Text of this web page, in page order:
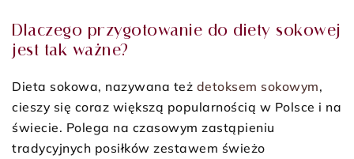
Dlaczego przygotowanie do diety sokowej
jest tak ważne?
Dieta sokowa, nazywana też detoksem sokowym,
cieszy się coraz większą popularnością w Polsce i na
świecie. Polega na czasowym zastąpieniu
tradycyjnych posiłków zestawem świeżo